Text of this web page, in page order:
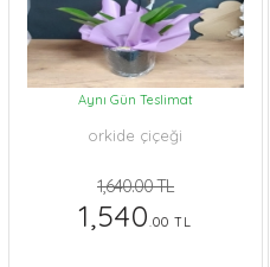
Aynı Gün Teslimat
orkide çiçeği
1,640.00 TL
1,540.00 TL